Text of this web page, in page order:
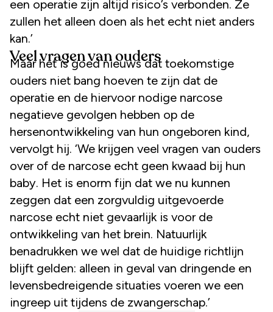
een operatie zijn altijd risico’s verbonden. Ze
zullen het alleen doen als het echt niet anders
kan.’
Veel vragen van ouders
Maar het is goed nieuws dat toekomstige
ouders niet bang hoeven te zijn dat de
operatie en de hiervoor nodige narcose
negatieve gevolgen hebben op de
hersenontwikkeling van hun ongeboren kind,
vervolgt hij. ‘We krijgen veel vragen van ouders
over of de narcose echt geen kwaad bij hun
baby. Het is enorm fijn dat we nu kunnen
zeggen dat een zorgvuldig uitgevoerde
narcose echt niet gevaarlijk is voor de
ontwikkeling van het brein. Natuurlijk
benadrukken we wel dat de huidige richtlijn
blijft gelden: alleen in geval van dringende en
levensbedreigende situaties voeren we een
ingreep uit tijdens de zwangerschap.’